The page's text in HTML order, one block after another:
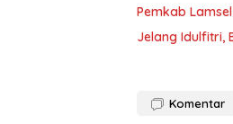
Pemkab
Jelang Idulfitri,
Komentar